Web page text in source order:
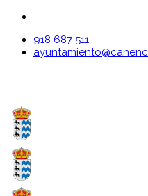
918 687 511